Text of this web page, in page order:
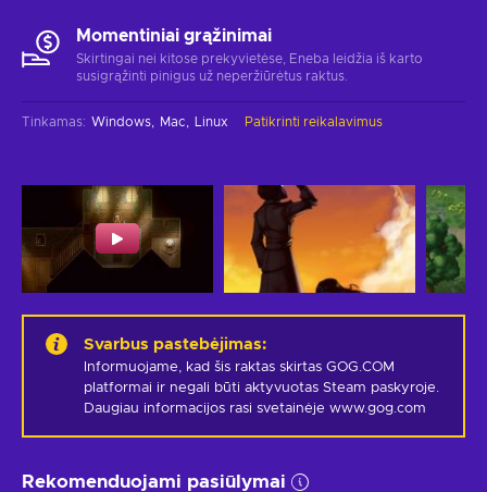
Momentiniai grąžinimai
Skirtingai nei kitose prekyvietėse, Eneba leidžia iš karto
susigrąžinti pinigus už neperžiūrėtus raktus.
Tinkamas: Windows Mac Linux Patikrinti reikalavimus
Svarbus pastebėjimas:
Informuojame, kad šis raktas skirtas GOG.COM
platformai ir negali būti aktyvuotas Steam paskyroje.
Daugiau informacijos rasi svetainėje www.gog.com
Rekomenduojami pasiūlymai